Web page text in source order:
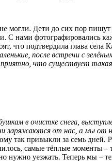
могли. Дети до сих пор
С нами фотографировались
что подтвердила глава села
после встречи с
приятно, что существует
в очистке снега,
заряжаются от нас, а мы от
так привыкли за семь дней.
самые тёплые моменты
нужно уезжать. Теперь мы –